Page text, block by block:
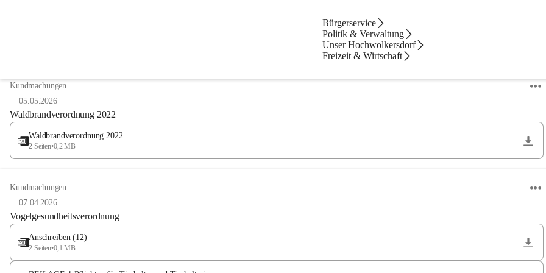
Bürgerservice
Politik & Verwaltung
Unser Hochwolkersdorf
Freizeit & Wirtschaft
Kundmachungen
05.05.2026
Waldbrandverordnung 2022
Waldbrandverordnung 2022
2 Seiten•0,2 MB
Kundmachungen
07.04.2026
Vogelgesundheitsverordnung
Anschreiben (12)
2 Seiten•0,1 MB